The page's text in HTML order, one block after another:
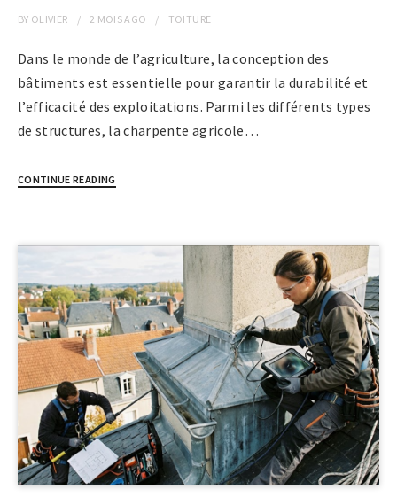
BY OLIVIER 2 MOISAGO TOITURE
Dans le monde de l’agriculture, la conception des
bâtiments est essentielle pour garantir la durabilité et
l’efficacité des exploitations. Parmi les différents types
de structures, la charpente agricole…
CONTINUE READING